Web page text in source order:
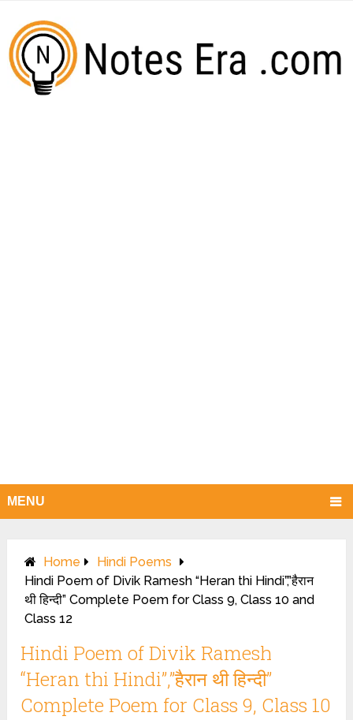
MENU
Home
Hindi Poems
Hindi Poem of Divik Ramesh “Heran thi Hindi”,”हैरान
थी हिन्दी” Complete Poem for Class 9, Class 10 and
Class 12
Hindi Poem of Divik Ramesh
“Heran thi Hindi”,”हैरान थी हिन्दी”
Complete Poem for Class 9, Class 10